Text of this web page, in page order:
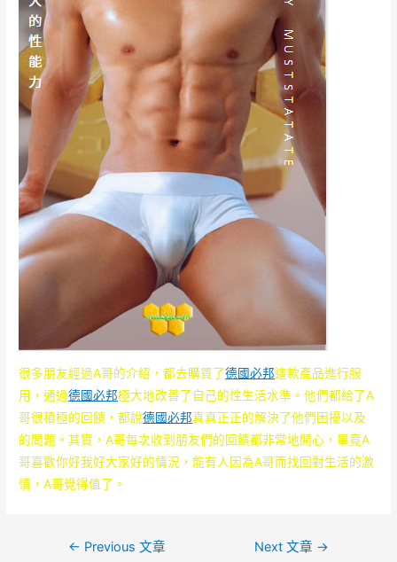
很多朋友經過A哥的介紹，都去購買了德國必邦這款產品進行服
用，通過德國必邦極大地改善了自己的性生活水準。他們都給了A
哥很積極的回饋，都說德國必邦真真正正的解決了他們困擾以及
的問題。其實，A哥每次收到朋友們的回饋都非常地開心，畢竟A
哥喜歡你好我好大家好的情況，能有人因為A哥而找回對生活的激
情，A哥覺得值了。
← Previous 文章 Next 文章 →